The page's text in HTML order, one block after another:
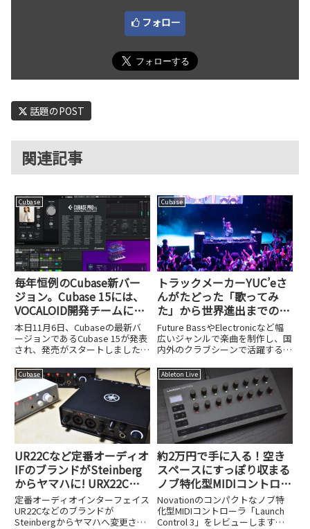
フォロー
話題のPOST
関連記事
Cubase
毎年恒例のCubase新バー
ジョン。Cubase 15には、
VOCALOID開発チームによ
る新たなプラグイン、AIス
テム分離、Newシンセ＆エ
フェクトが新搭載！
本日11月6日、Cubaseの最新バ
ージョンであるCubase 15が発表
され、発売がスタートしました。
ンエディタのメロディックモード
追加、VOCALOID開発チームが作
った新たな歌声合成
VSTi「Omnivo...
Cubase
トラックメーカーYUC’eさ
んがたどった「歌ってみ
た」から世界進出までの道
のり
Future BassやElectronicなど幅
広いジャンルで楽曲を制作し、国
内外のクラブシーンで活躍するア
@yuce_eさん。小学生時代のミ
ュージカル経験から始まり、ニコ
ニコ動画での「歌ってみた」を経
て...
Cubase
UR22Cなど定番オーディオ
IFのブランドがSteinberg
からヤマハに! URX22Cや
UR22MK3など品番も変更
定番オーディオインターフェイス
UR22Cなどのブランドが
Steinbergからヤマハへ変更され
Ableton Live
約2万円で手に入る！空き
スペースにすっぽり収まる
ノブ特化型MIDIコントロー
ラ、Novation Launch
Control 3
Novationのコンパクトなノブ特
化型MIDIコントローラ「Launch
Control 3」をレビューします。